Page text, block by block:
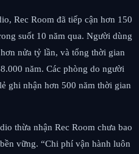
Rec Room đã tiếp cận hơn 150
suốt 10 năm qua. Người dùng
nửa tỷ lần, và tổng thời gian
năm. Các phòng do người
ghi nhận hơn 500 năm thời gian
thừa nhận Rec Room chưa bao
vững. “Chi phí vận hành luôn